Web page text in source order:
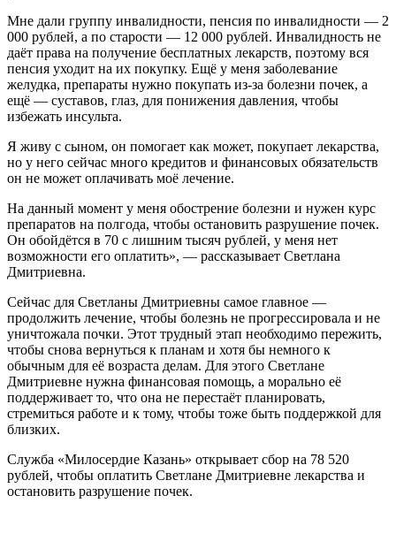
Мне дали группу инвалидности, пенсия по инвалидности — 2
000 рублей, а по старости — 12 000 рублей. Инвалидность не
даёт права на получение бесплатных лекарств, поэтому вся
пенсия уходит на их покупку. Ещё у меня заболевание
желудка, препараты нужно покупать из-за болезни почек, а
ещё — суставов, глаз, для понижения давления, чтобы
избежать инсульта.
Я живу с сыном, он помогает как может, покупает лекарства,
но у него сейчас много кредитов и финансовых обязательств
он не может оплачивать моё лечение.
На данный момент у меня обострение болезни и нужен курс
препаратов на полгода, чтобы остановить разрушение почек.
Он обойдётся в 70 с лишним тысяч рублей, у меня нет
возможности его оплатить», — рассказывает Светлана
Дмитриевна.
Сейчас для Светланы Дмитриевны самое главное —
продолжить лечение, чтобы болезнь не прогрессировала и не
уничтожала почки. Этот трудный этап необходимо пережить,
чтобы снова вернуться к планам и хотя бы немного к
обычным для её возраста делам. Для этого Светлане
Дмитриевне нужна финансовая помощь, а морально её
поддерживает то, что она не перестаёт планировать,
стремиться работе и к тому, чтобы тоже быть поддержкой для
близких.
Служба «Милосердие Казань» открывает сбор на 78 520
рублей, чтобы оплатить Светлане Дмитриевне лекарства и
остановить разрушение почек.